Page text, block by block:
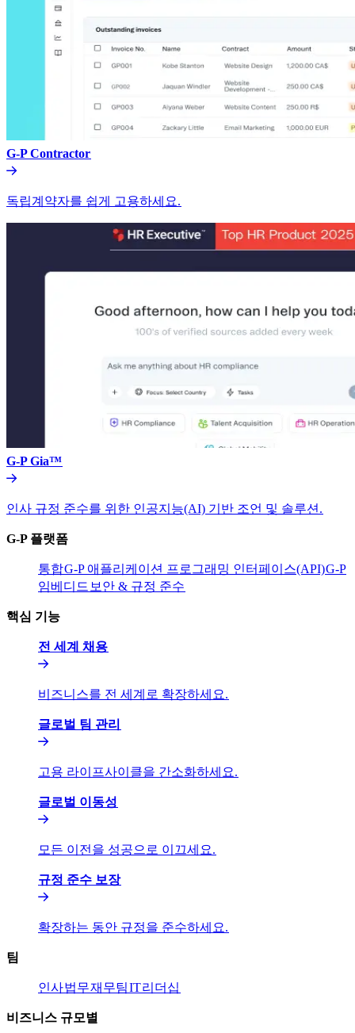
G-P Contractor​​
독립계약자를 쉽게 고용하세요.​​
G-P Gia™​​
인사 규정 준수를 위한 인공지능(AI) 기반 조언 및 솔루션.​​
G-P 플랫폼​​
통합​​G-P 애플리케이션 프로그래밍 인터페이스(API)​​G-P
임베디드​​ 보안 & 규정 준수​​
핵심 기능​​
전 세계 채용​​
비즈니스를 전 세계로 확장하세요.​​
글로벌 팀 관리​​
고용 라이프사이클을 간소화하세요.​​
글로벌 이동성​​
모든 이전을 성공으로 이끄세요.​​
규정 준수 보장​​
확장하는 동안 규정을 준수하세요.​​
팀​​
인사​​법무​​재무팀​​IT​​리더십​​
비즈니스 규모별​​